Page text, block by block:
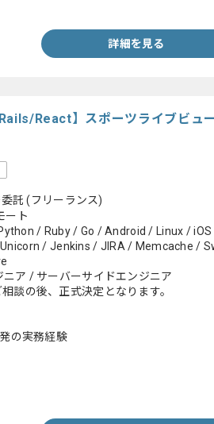
ファーストの実務経験
設計や技術選定の実務経験
詳細を見る
React】スポーツライブビュ
委託(フリーランス)
ート
/ Ruby / Go / Android / Linux /
/ Jenkins / JIRA / Memcache /
ア / サーバーサイドエンジニア
談の後、正式決定となります。
の実務経験